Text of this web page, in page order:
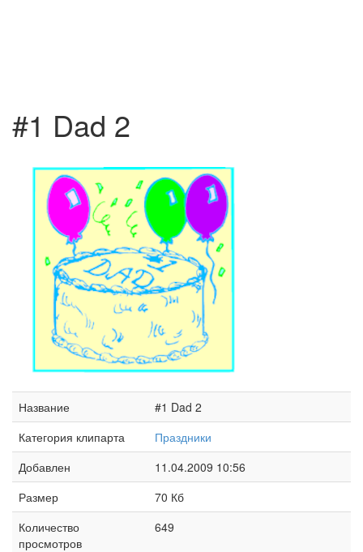
#1 Dad 2
Название
#1 Dad 2
Категория клипарта
Праздники
Добавлен
11.04.2009 10:56
Размер
70 Кб
Количество
просмотров
649